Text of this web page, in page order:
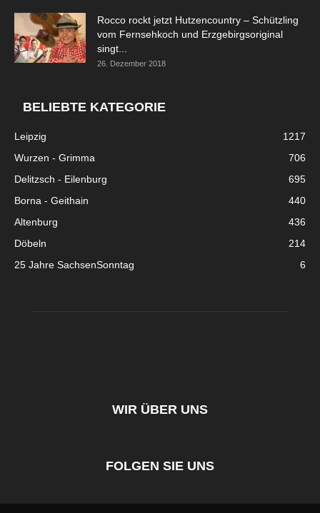
Rocco rockt jetzt Hutzencountry – Schützling
vom Fernsehkoch und Erzgebirgsoriginal
singt...
26. Dezember 2018
BELIEBTE KATEGORIE
Leipzig
1217
Wurzen - Grimma
706
Delitzsch - Eilenburg
695
Borna - Geithain
440
Altenburg
436
Döbeln
214
25 Jahre SachsenSonntag
6
WIR ÜBER UNS
FOLGEN SIE UNS